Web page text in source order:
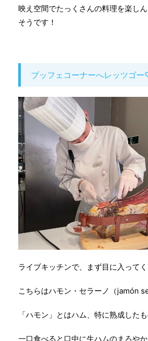
映え空間でたっくさんの料理を楽し
そうです！
ブッフェコーナーへレッツゴ
ライブキッチンで、まず目に入って
こちらはハモン・セラーノ（jamón
「ハモン」とはハム、特に熟成した
一口食べると口中に生ハムのまろや